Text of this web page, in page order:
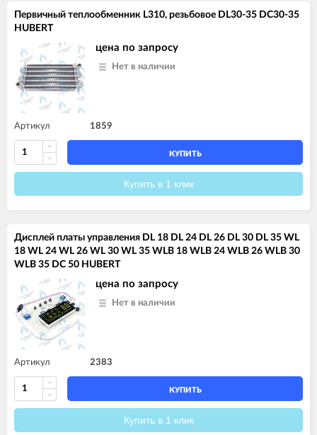
Первичный теплообменник L310, резьбовое DL30-35 DC30-35
HUBERT
цена по запросу
Нет в наличии
Артикул 1859
КУПИТЬ
Купить в 1 клик
Дисплей платы управления DL 18 DL 24 DL 26 DL 30 DL 35 WL
18 WL 24 WL 26 WL 30 WL 35 WLB 18 WLB 24 WLB 26 WLB 30
WLB 35 DC 50 HUBERT
цена по запросу
Нет в наличии
Артикул 2383
КУПИТЬ
Купить в 1 клик